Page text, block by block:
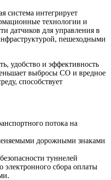
система интегрирует
технологии и
датчиков для управления в
пешеходными
удобство и эффективность
выбросы CO и вредное
способствует
потока на
дорожными знаками
туннелей
электронного сбора оплаты